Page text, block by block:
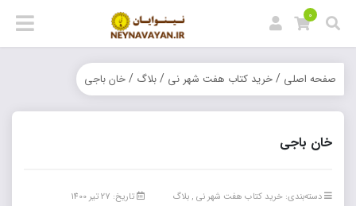
0
صفحه اصلی /خرید کتاب هفت شهر نی /بلاگ /خان باجی
خان باجی
دسته‌بندی: خرید کتاب هفت شهر نی ,بلاگ
تاریخ: 27 تیر 1400